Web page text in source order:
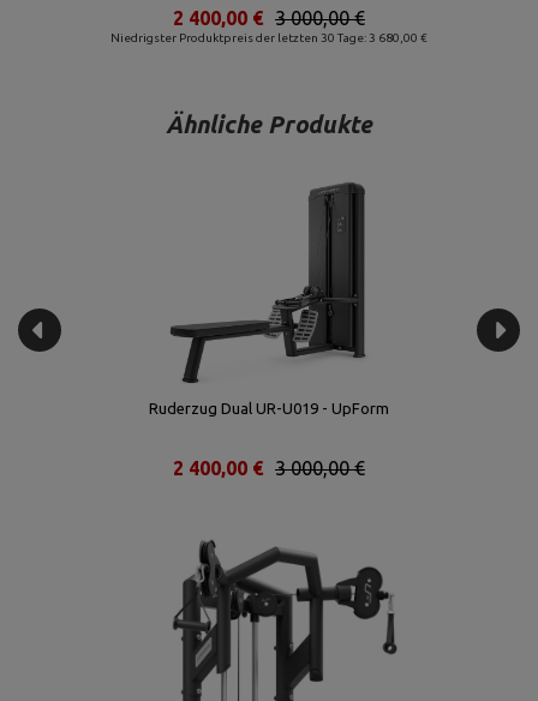
Niedrigster Produktpreis der letzten 30 Tage: 3 680,00 €
3 000,00 €
2 400,00 €
Ähnliche Produkte
Ruderzug Dual UR-U019 - UpForm
3 000,00 €
2 400,00 €